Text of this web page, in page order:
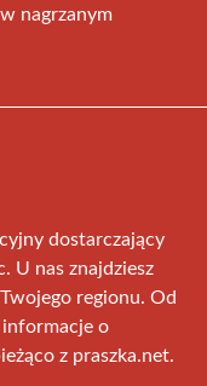
nagrzanym
dostarczający
U nas znajdziesz
regionu. Od
o
z praszka.net.